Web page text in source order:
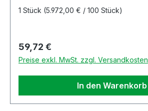
1 Stück (5.972,00 € / 100 Stück)
Regulärer Preis:
59,72 €
Preise exkl. MwSt. zzgl. Versandkosten
In den Warenkorb